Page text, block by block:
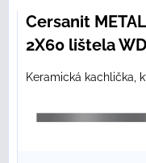
Cersanit
2X60 lištela
Keramická kachlička,